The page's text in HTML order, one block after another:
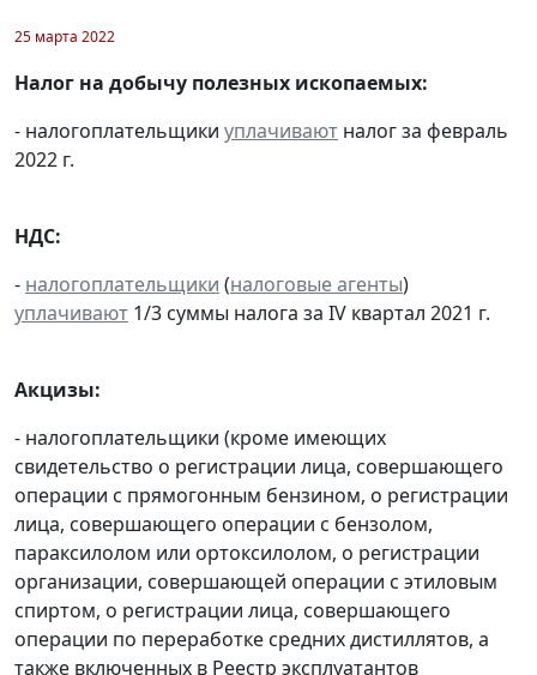
25 марта 2022
Налог на добычу полезных ископаемых:
- налогоплательщики уплачивают налог за февраль
2022 г.
НДС:
- налогоплательщики (налоговые агенты)
уплачивают 1/3 суммы налога за IV квартал 2021 г.
Акцизы:
- налогоплательщики (кроме имеющих
свидетельство о регистрации лица, совершающего
операции с прямогонным бензином, о регистрации
лица, совершающего операции с бензолом,
параксилолом или ортоксилолом, о регистрации
организации, совершающей операции с этиловым
спиртом, о регистрации лица, совершающего
операции по переработке средних дистиллятов, а
также включенных в Реестр эксплуатантов